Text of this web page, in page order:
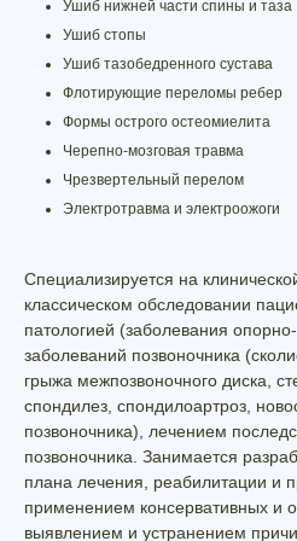
Ушиб нижней части спины и таза
Ушиб стопы
Ушиб тазобедренного сустава
Флотирующие переломы ребер
Формы острого остеомиелита
Черепно-мозговая травма
Чрезвертельный перелом
Электротравма и электроожоги
Специализируется на
классическом обследовании
патологией (заболевания
заболеваний позвоночника
грыжа межпозвоночного диска,
спондилез, спондилоартроз,
позвоночника), лечением
позвоночника. Занимается
плана лечения, реабилитации и
применением консервативных и
выявлением и устранением